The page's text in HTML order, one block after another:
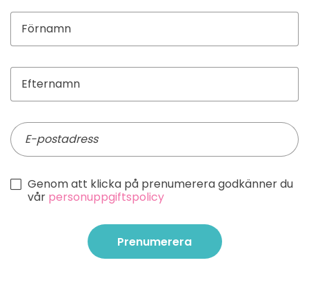
Genom att klicka på prenumerera godkänner du
vår personuppgiftspolicy
Prenumerera